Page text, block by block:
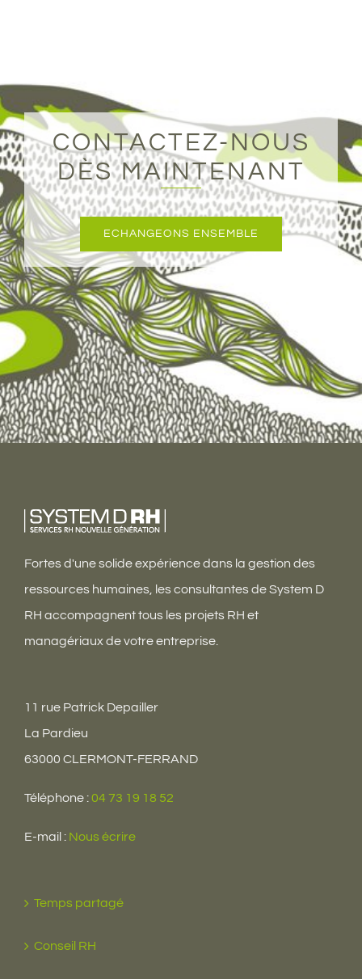
CONTACTEZ-NOUS
DÈS MAINTENANT
ECHANGEONS ENSEMBLE
Fortes d'une solide expérience dans la gestion des
ressources humaines, les consultantes de System D
RH accompagnent tous les projets RH et
managériaux de votre entreprise.
11 rue Patrick Depailler
La Pardieu
63000 CLERMONT-FERRAND
Téléphone :04 73 19 18 52
E-mail : Nous écrire
Temps partagé
Conseil RH